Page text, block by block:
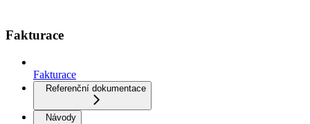
Fakturace
Fakturace
Referenční dokumentace
Návody